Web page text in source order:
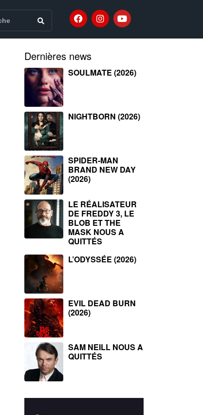
Dernières news
SOULMATE (2026)
NIGHTBORN (2026)
SPIDER-MAN
BRAND NEW DAY
(2026)
LE RÉALISATEUR
DE FREDDY 3, LE
BLOB ET THE
MASK NOUS A
QUITTÉS
L’ODYSSÉE (2026)
EVIL DEAD BURN
(2026)
SAM NEILL NOUS A
QUITTÉS